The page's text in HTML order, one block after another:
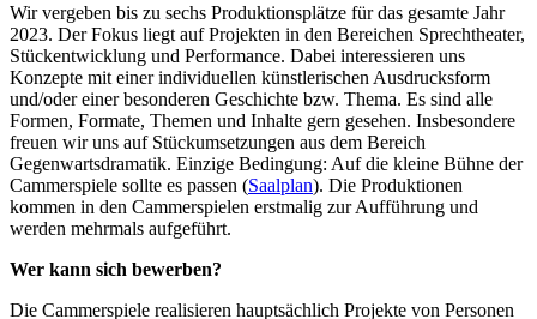
Wir vergeben bis zu sechs Produktionsplätze für das gesamte Jahr
2023. Der Fokus liegt auf Projekten in den Bereichen Sprechtheater,
Stückentwicklung und Performance. Dabei interessieren uns
Konzepte mit einer individuellen künstlerischen Ausdrucksform
und/oder einer besonderen Geschichte bzw. Thema. Es sind alle
Formen, Formate, Themen und Inhalte gern gesehen. Insbesondere
freuen wir uns auf Stückumsetzungen aus dem Bereich
Gegenwartsdramatik. Einzige Bedingung: Auf die kleine Bühne der
Cammerspiele sollte es passen (Saalplan). Die Produktionen
kommen in den Cammerspielen erstmalig zur Aufführung und
werden mehrmals aufgeführt.
Wer kann sich bewerben?
Die Cammerspiele realisieren hauptsächlich Projekte von Personen